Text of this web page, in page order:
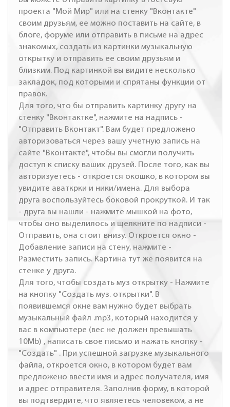
проекта "Мой Мир" или на стенку "Вконтакте"
своим друзьям, ее можно поставить на сайте, в
блоге, форуме или отправить в письме на адрес
знакомых, создать из картинки музыкальную
открытку и отправить ее своим друзьям и
близким. Под картинкой вы видите несколько
закладок, под которыми и спрятаны функции от
правок.
Для того, что бы отправить картинку другу на
стенку "Вконтактке", нажмите на надпись -
"Отправить Вконтакт". Вам будет предложено
авторизоваться через вашу учетную запись на
сайте "Вконтакте", чтобы вы смогли получить
доступ к списку ваших друзей. После того, как вы
авторизуетесь - откроется окошко, в котором вы
увидите аваткрки и ники/имена. Для выбора
друга воспользуйтесь боковой прокруткой. И так
- друга вы нашли - нажмите мышкой на фото,
чтобы оно выделилось и щелкните по надписи -
Отправить, она стоит внизу. Откроется окно -
Добавление записи на стену, нажмите -
Разместить запись. Картина тут же появится на
стенке у друга.
Для того, чтобы создать муз открытку - Нажмите
на кнопку "Создать муз. открытки". В
появившемся окне вам нужно будет выбрать
музыкальный файл .mp3, который находится у
вас в компьютере (вес не должен превышать
10Mb) , написать свое письмо и нажать кнопку -
"Создать" . При успешной загрузке музыкального
файла, откроется окно, в котором будет вам
предложено ввести имя и адрес получателя, имя
и адрес отправителя. Заполнив форму, в которой
вы подтвердите, что являетесь человеком, а не